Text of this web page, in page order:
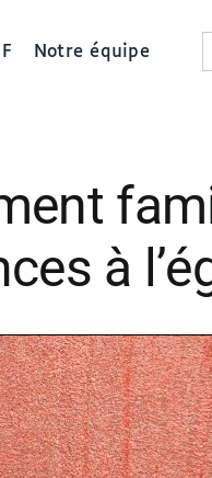
Notre équipe
à